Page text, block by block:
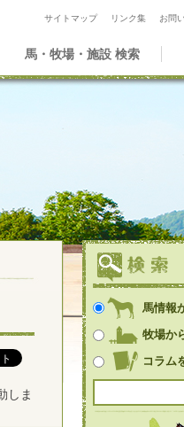
馬・牧場・施設 検索
サイトマップ リンク集 お問
しま
馬情報
牧場か
コラム